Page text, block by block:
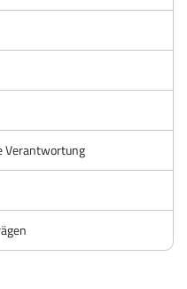
Verantwortung